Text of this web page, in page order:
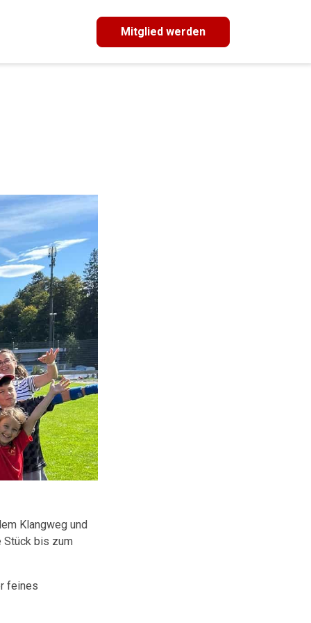
Mitglied werden
Klangweg und
Stück bis zum
feines